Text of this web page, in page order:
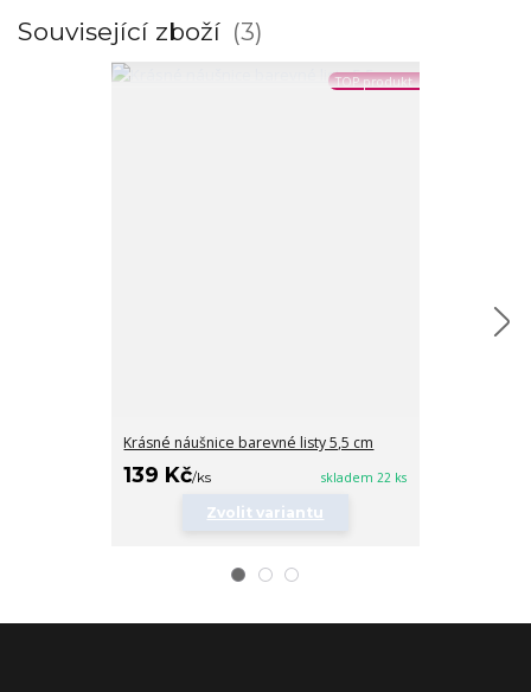
Související zboží 3
TOP produkt
Krásné náušnice barevné listy 5,5 cm
139 Kč/ks skladem 22 ks
Zvolit variantu